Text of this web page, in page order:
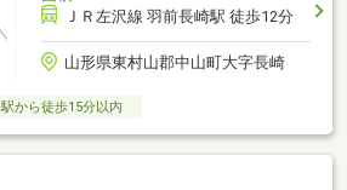
ＪＲ左沢線 羽前長崎駅 徒歩12分
山形県東村山郡中山町大字長崎
駅から徒歩15分以内